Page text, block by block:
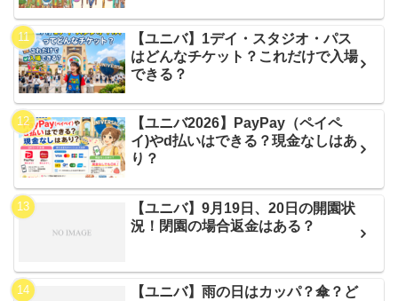
【ユニバ】1デイ・スタジオ・パス
はどんなチケット？これだけで入場
できる？
【ユニバ2026】PayPay（ペイペ
イ)やd払いはできる？現金なしはあ
り？
【ユニバ】9月19日、20日の開園状
況！閉園の場合返金はある？
【ユニバ】雨の日はカッパ？傘？ど